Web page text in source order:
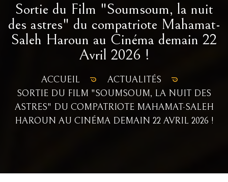
Sortie du Film "Soumsoum, la nuit
des astres" du compatriote Mahamat-
Saleh Haroun au Cinéma demain 22
Avril 2026 !
ACCUEIL
ACTUALITÉS
SORTIE DU FILM "SOUMSOUM, LA NUIT DES
ASTRES" DU COMPATRIOTE MAHAMAT-SALEH
HAROUN AU CINÉMA DEMAIN 22 AVRIL 2026 !